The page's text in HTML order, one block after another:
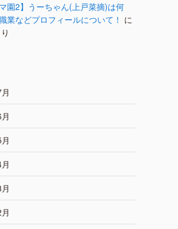
園2】うーちゃん(上戸菜摘)は何
業などプロフィールについて！ に